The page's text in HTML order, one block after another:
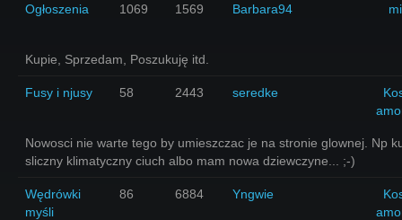
Ogłoszenia 1069 1569 Barbara94
Kupie, Sprzedam, Poszukuję itd.
Fusy i njusy 58 2443 seredke
Nowosci nie warte tego by umieszczac je na stronie glownej. Np
sliczny klimatyczny ciuch albo mam nowa dziewczyne... ;-)
Wędrówki
myśli
86 6884 Yngwie